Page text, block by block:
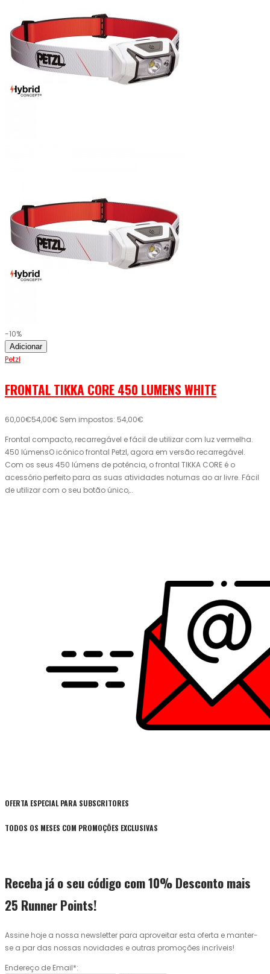
-10%
Adicionar
Petzl
FRONTAL TIKKA CORE 450 LUMENS WHITE
60,00€54,00€ Sem impostos: 54,00€
Frontal compacto, recarregável e fácil de utilizar com luz vermelha.
450 lúmensO icónico frontal Petzl, agora em versão recarregável.
Com os seus 450 lúmens de potência, o frontal TIKKA CORE é o
acessório perfeito para as suas atividades noturnas ao ar livre. Fácil
de utilizar com o seu botão único,..
OFERTA ESPECIAL PARA SUBSCRITORES
TODOS OS MESES COM PROMOÇÕES EXCLUSIVAS
Receba já o seu código com 10% Desconto mais
25 Runner Points!
Assine hoje a nossa newsletter para aproveitar esta oferta e manter-
se a par das nossas novidades e outras promoções incríveis!
Endereço de Email*: